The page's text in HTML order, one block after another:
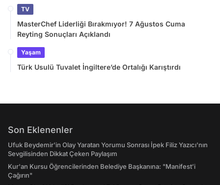
TV
MasterChef Liderliği Bırakmıyor! 7 Ağustos Cuma
Reyting Sonuçları Açıklandı
Yaşam
Türk Usulü Tuvalet İngiltere’de Ortalığı Karıştırdı
Son Eklenenler
Ufuk Beydemir'in Olay Yaratan Yorumu Sonrası İpek Filiz Yazıcı'nın
Sevgilisinden Dikkat Çeken Paylaşım
Kur'an Kursu Öğrencilerinden Belediye Başkanına: "Manifest’i
Çağırın"